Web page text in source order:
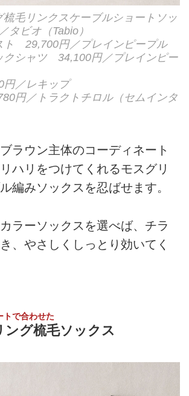
梳毛リンクスケーブルショートソッ
ビオ（Tabio）
ト 29,700円／プレインピープル
クシャツ 34,100円／プレインピー
／レキップ
円／トラクトチロル（セムインタ
ラウン主体のコーディネート
ハリをつけてくれるモスグリ
編みソックスを忍ばせます。
ラーソックスを選べば、チラ
、やさしくしっとり効いてく
トで合わせた
ング梳毛ソックス